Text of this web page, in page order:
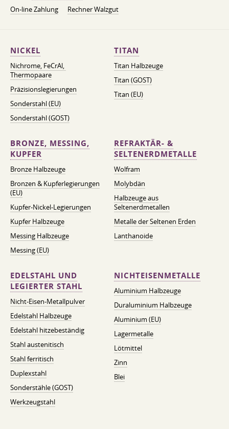
On-line Zahlung
Rechner Walzgut
NICKEL
Nichrome, FeСrAl, ​​
Thermopaare
Präzisionslegierungen
Sonderstahl (EU)
Sonderstahl (GOST)
TITAN
Titan Halbzeuge
Titan (GOST)
Titan (EU)
BRONZE, MESSING,
KUPFER
Bronze Halbzeuge
Bronzen & Kupferlegierungen
(EU)
Kupfer-Nickel-Legierungen
Kupfer Halbzeuge
Messing Halbzeuge
Messing (EU)
REFRAKTÄR- &
SELTENERDMETALLE
Wolfram
Molybdän
Halbzeuge aus
Seltenerdmetallen
Metalle der Seltenen Erden
Lanthanoide
EDELSTAHL UND
LEGIERTER STAHL
Nicht-Eisen-Metallpulver
Edelstahl Halbzeuge
Edelstahl hitzebeständig
Stahl austenitisch
Stahl ferritisch
Duplexstahl
Sonderstähle (GOST)
Werkzeugstahl
NICHTEISENMETALLE
Aluminium Halbzeuge
Duraluminium Halbzeuge
Aluminium (EU)
Lagermetalle
Lötmittel
Zinn
Blei